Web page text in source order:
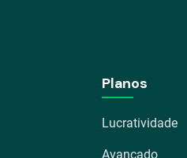
Planos
Lucratividade
Avançado